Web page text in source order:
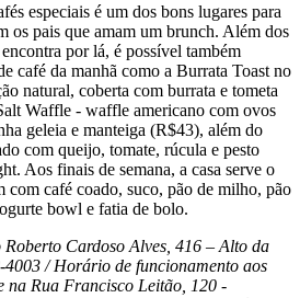
especiais é um dos bons lugares para
os pais que amam um brunch. Além dos
por lá, é possível também
café da manhã como a Burrata Toast no
natural, coberta com burrata e tometa
Waffle - waffle americano com ovos
geleia e manteiga (R$43), além do
com queijo, tomate, rúcula e pesto
Aos finais de semana, a casa serve o
com café coado, suco, pão de milho, pão
bowl e fatia de bolo.
Cardoso Alves, 416 – Alto da
4003 /Horário de funcionamento aos
na Rua Francisco Leitão, 120 -